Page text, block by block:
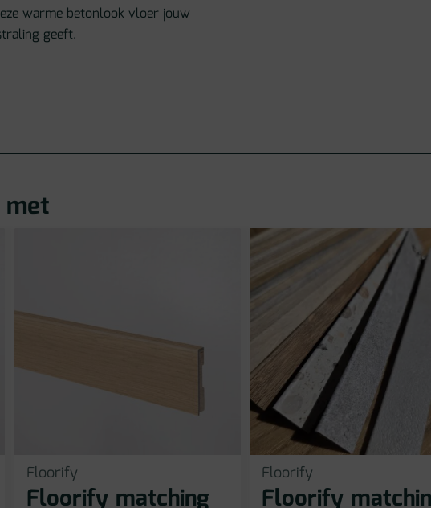
warme betonlook vloer jouw
geeft.
Floorify
Floorify matching
Floorify
Floorify